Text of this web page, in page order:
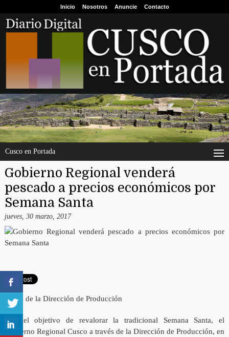
Inicio Nosotros Anuncie Contacto
Cusco en Portada
Gobierno Regional venderá
pescado a precios económicos por
Semana Santa
jueves, 30 marzo, 2017
través de la Dirección de Producción
Con el objetivo de revalorar la tradicional Semana Santa, el
Gobierno Regional Cusco a través de la Dirección de Producción, en